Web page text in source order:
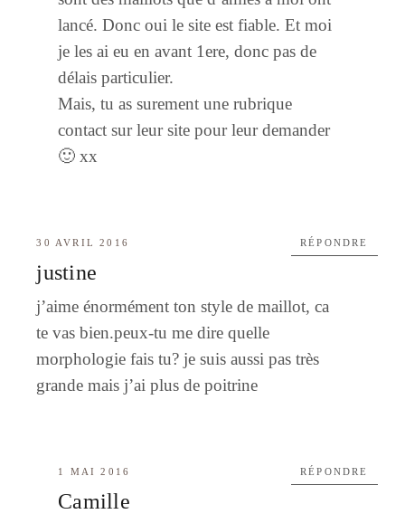
lancé. Donc oui le site est fiable. Et moi
je les ai eu en avant 1ere, donc pas de
délais particulier.
Mais, tu as surement une rubrique
contact sur leur site pour leur demander
🙂 xx
30 AVRIL 2016
justine
j’aime énormément ton style de maillot, ca
te vas bien.peux-tu me dire quelle
morphologie fais tu? je suis aussi pas très
grande mais j’ai plus de poitrine
RÉPONDRE
1 MAI 2016
Camille
RÉPONDRE